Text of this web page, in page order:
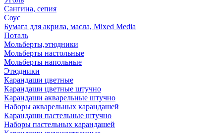
Сангина, сепия
Соус
Бумага для акрила, масла, Mixed Media
Поталь
Мольберты,этюдники
Мольберты настольные
Мольберты напольные
Этюдники
Карандаши цветные
Карандаши цветные штучно
Карандаши акварельные штучно
Наборы акварельных карандашей
Карандаши пастельные штучно
Наборы пастельных карандашей